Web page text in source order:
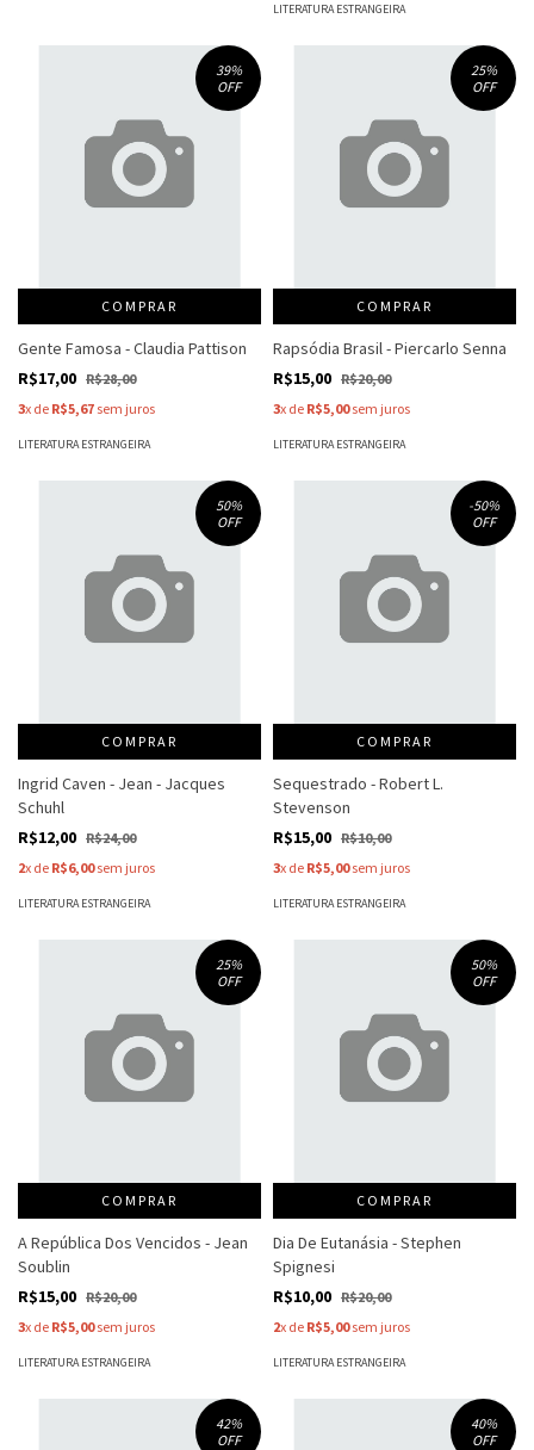
LITERATURA ESTRANGEIRA
39%
OFF
COMPRAR
Gente Famosa - Claudia Pattison
R$17,00 R$28,00
3x de R$5,67 sem juros
LITERATURA ESTRANGEIRA
25%
OFF
COMPRAR
Rapsódia Brasil - Piercarlo Senna
R$15,00 R$20,00
3x de R$5,00sem juros
LITERATURA ESTRANGEIRA
50%
OFF
COMPRAR
Ingrid Caven - Jean - Jacques
Schuhl
R$12,00 R$24,00
2x de R$6,00sem juros
LITERATURA ESTRANGEIRA
-50%
OFF
COMPRAR
Sequestrado - Robert L.
Stevenson
R$15,00 R$10,00
3x de R$5,00sem juros
LITERATURA ESTRANGEIRA
25%
OFF
COMPRAR
A República Dos Vencidos - Jean
Soublin
R$15,00 R$20,00
3x de R$5,00sem juros
LITERATURA ESTRANGEIRA
50%
OFF
COMPRAR
Dia De Eutanásia - Stephen
Spignesi
R$10,00 R$20,00
2x de R$5,00sem juros
LITERATURA ESTRANGEIRA
42%
OFF
40%
OFF